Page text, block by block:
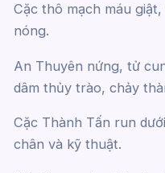
Cặc thô mạch máu
nóng.
An Thuyên nứng, tử
dâm thủy trào, chảy
Cặc Thành Tấn run
chân và kỹ thuật.